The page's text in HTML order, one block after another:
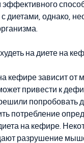
эффективного
диетами, однако,
на диете на
кефире зависит от
привести к
попробовать
потребление
на кефире.
разрушение